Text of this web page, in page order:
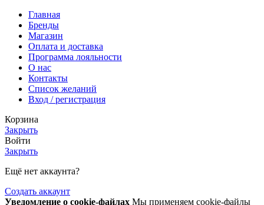
Главная
Бренды
Магазин
Оплата и доставка
Программа лояльности
О нас
Контакты
Список желаний
Вход / регистрация
Корзина
Закрыть
Войти
Закрыть
Ещё нет аккаунта?
Создать аккаунт
Уведомление о cookie-файлах Мы применяем cookie-файлы